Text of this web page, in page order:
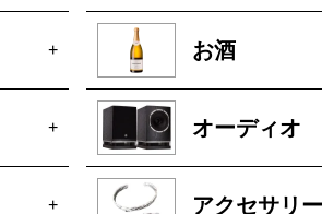
+
+
+
お酒
オーディオ
アクセサリー